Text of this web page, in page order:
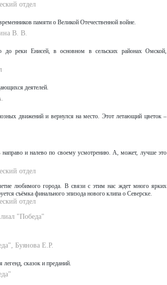
отдел
памяти о Великой Отечественной войне.
В. В.
до реки Енисей, в основном в сельских районах Омской,
деятелей.
движений и вернулся на место. Этот летающий цветок –
и налево по своему усмотрению. А, может, лучше это
отдел
любимого города. В связи с этим нас ждет много ярких
съёмка финального эпизода нового клипа о Северске.
отдел
"Победа"
Буянова Е.Р.
легенд, сказок и преданий.